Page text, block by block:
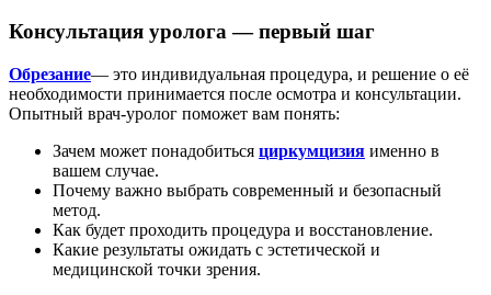
Консультация уролога — первый шаг
Обрезание— это индивидуальная процедура, и решение о её
необходимости принимается после осмотра и консультации.
Опытный врач-уролог поможет вам понять:
Зачем может понадобиться циркумцизия именно в
вашем случае.
Почему важно выбрать современный и безопасный
метод.
Как будет проходить процедура и восстановление.
Какие результаты ожидать с эстетической и
медицинской точки зрения.